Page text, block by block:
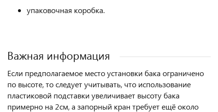
упаковочная коробка.
Важная информация
Если предполагаемое место установки бака ограничено
по высоте, то следует учитывать, что использование
пластиковой подставки увеличивает высоту бака
примерно на 2см, а запорный кран требует ещё около